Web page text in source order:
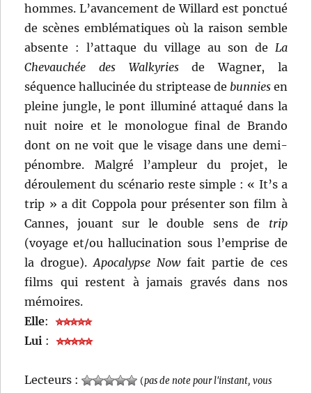
hommes. L’avancement de Willard est ponctué
de scènes emblématiques où la raison semble
absente : l’attaque du village au son de La
Chevauchée des Walkyriesde Wagner, la
séquence hallucinée du striptease de bunniesen
pleine jungle, le pont illuminé attaqué dans la
nuit noire et le monologue final de Brando
dont on ne voit que le visage dans une demi-
pénombre. Malgré l’ampleur du projet, le
déroulement du scénario reste simple : « It’s a
trip » a dit Coppola pour présenter son film à
Cannes, jouant sur le double sens de trip
(voyage et/ou hallucination sous l’emprise de
la drogue).Apocalypse Nowfait partie de ces
films qui restent à jamais gravés dans nos
mémoires.
Elle:
Lui :
Lecteurs : (pas de note pour l'instant, vous